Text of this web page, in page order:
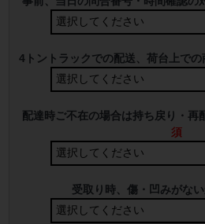
4トントラックでの配送、荷台上での
配達時ご不在の場合は持ち戻り・再
須
受取り時、傷・凹みがな